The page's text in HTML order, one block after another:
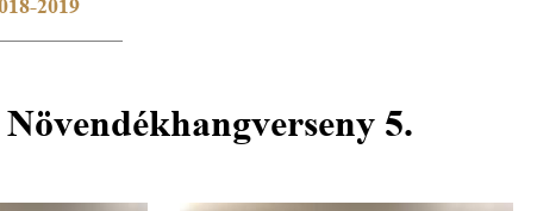
2019
Növendékhangverseny 5.